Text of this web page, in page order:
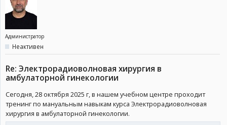
Администратор
Неактивен
Re: Электрорадиоволновая хирургия в
амбулаторной гинекологии
Сегодня, 28 октября 2025 г, в нашем учебном центре проходит
тренинг по мануальным навыкам курса Электрорадиоволновая
хирургия в амбулаторной гинекологии.